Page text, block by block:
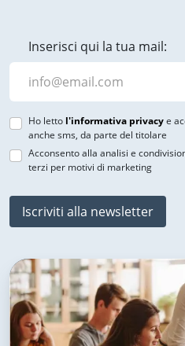
Inserisci qui la tua mail:
Ho letto l'informativa privacye
anche sms, da parte del titolare
Acconsento alla analisi e
terzi per motivi di marketing
Iscriviti alla newsletter